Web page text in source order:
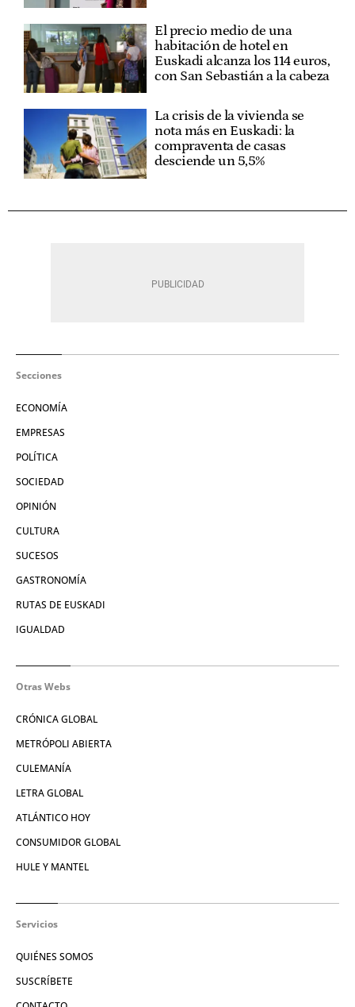
El precio medio de una
habitación de hotel en
Euskadi alcanza los 114 euros,
con San Sebastián a la cabeza
La crisis de la vivienda se
nota más en Euskadi: la
compraventa de casas
desciende un 5,5%
Secciones
ECONOMÍA
EMPRESAS
POLÍTICA
SOCIEDAD
OPINIÓN
CULTURA
SUCESOS
GASTRONOMÍA
RUTAS DE EUSKADI
IGUALDAD
Otras Webs
CRÓNICA GLOBAL
METRÓPOLI ABIERTA
CULEMANÍA
LETRA GLOBAL
ATLÁNTICO HOY
CONSUMIDOR GLOBAL
HULE Y MANTEL
Servicios
QUIÉNES SOMOS
SUSCRÍBETE